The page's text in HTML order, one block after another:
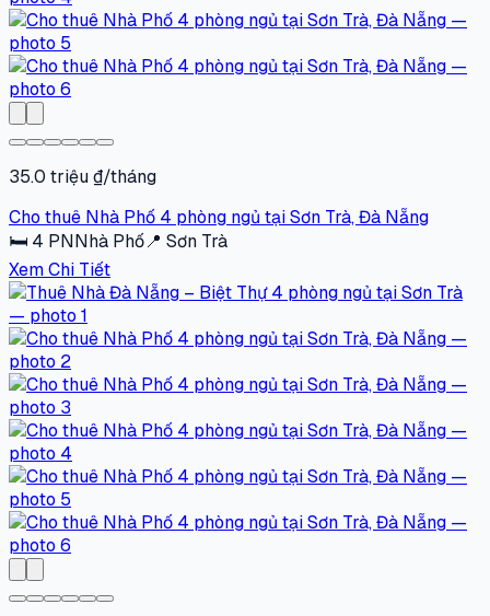
35.0 triệu ₫/tháng
Cho thuê Nhà Phố 4 phòng ngủ tại Sơn Trà, Đà Nẵng
🛏 4 PNNhà Phố📍 Sơn Trà
Xem Chi Tiết